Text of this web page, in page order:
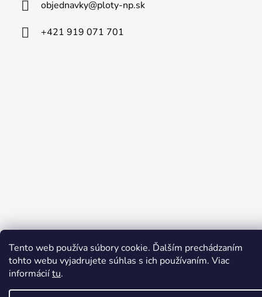
Tento web používa súbory cookie. Ďalším prechádzaním
tohto webu vyjadrujete súhlas s ich používaním. Viac
informáciítu.
objednavky@ploty-np.sk
+421 919 071 701
Vytvoril Shoptet
Copyright 2026PLOTY-NP. Všetky práva vyhradené.